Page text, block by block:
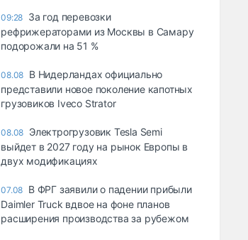
09:28 За год перевозки
рефрижераторами из Москвы в Самару
подорожали на 51 %
08.08 В Нидерландах официально
представили новое поколение капотных
грузовиков Iveco Strator
08.08 Электрогрузовик Tesla Semi
выйдет в 2027 году на рынок Европы в
двух модификациях
07.08 В ФРГ заявили о падении прибыли
Daimler Truck вдвое на фоне планов
расширения производства за рубежом